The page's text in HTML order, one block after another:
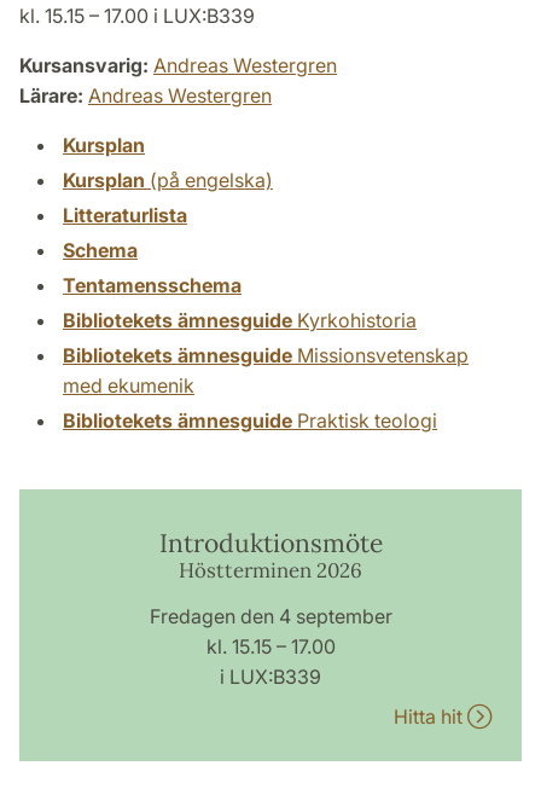
kl. 15.15 – 17.00 i LUX:B339
Kursansvarig: Andreas Westergren
Lärare: Andreas Westergren
Kursplan
Kursplan (på engelska)
Litteraturlista
Schema
Tentamensschema
Bibliotekets ämnesguide Kyrkohistoria
Bibliotekets ämnesguide Missionsvetenskap
med ekumenik
Bibliotekets ämnesguide Praktisk teologi
Introduktionsmöte
Höstterminen 2026
Fredagen den 4 september
kl. 15.15 – 17.00
i LUX:B339
Hitta hit